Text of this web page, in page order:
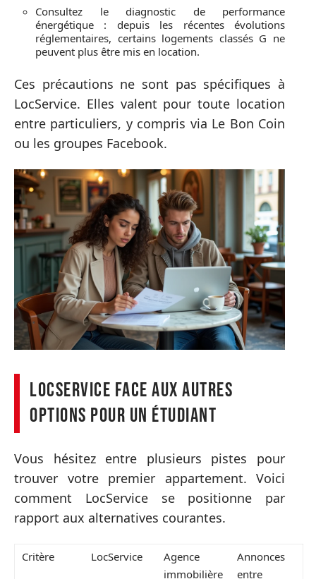
Consultez le diagnostic de performance
énergétique : depuis les récentes évolutions
réglementaires, certains logements classés G ne
peuvent plus être mis en location.
Ces précautions ne sont pas spécifiques à
LocService. Elles valent pour toute location
entre particuliers, y compris via Le Bon Coin
ou les groupes Facebook.
LocService face aux autres
options pour un étudiant
Vous hésitez entre plusieurs pistes pour
trouver votre premier appartement. Voici
comment LocService se positionne par
rapport aux alternatives courantes.
Critère LocService
Agence
immobilière
Annonces
entre